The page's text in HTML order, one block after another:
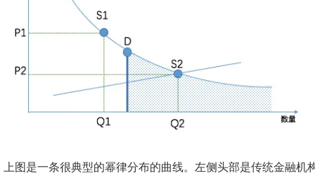
上图是一条很典型的幂律分布的曲线。左侧头部是传统金融机